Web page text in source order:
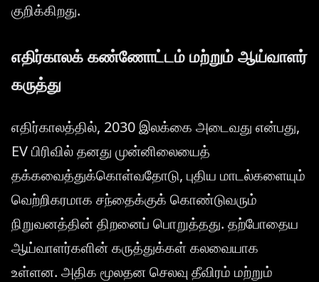
குறிக்கிறது.
எதிர்காலக் கண்ணோட்டம் மற்றும் ஆய்வாளர்
கருத்து
எதிர்காலத்தில், 2030 இலக்கை அடைவது என்பது,
EV பிரிவில் தனது முன்னிலையைத்
தக்கவைத்துக்கொள்வதோடு, புதிய மாடல்களையும்
வெற்றிகரமாக சந்தைக்குக் கொண்டுவரும்
நிறுவனத்தின் திறனைப் பொறுத்தது. தற்போதைய
ஆய்வாளர்களின் கருத்துக்கள் கலவையாக
உள்ளன. அதிக மூலதன செலவு தீவிரம் மற்றும்